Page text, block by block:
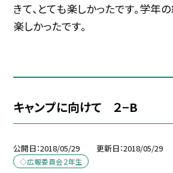
きて、とても楽しかったです。学年
楽しかったです。
キャンプに向けて ２−B
公開日 2018/05/29 更新日 2018/05/29
◇広報委員会２年生